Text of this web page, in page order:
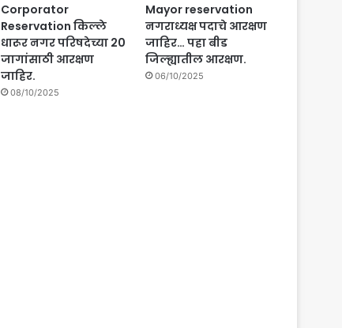
Corporator
Reservation किल्ले
धारूर नगर परिषदेच्या 20
जागांसाठी आरक्षण
जाहिर.
08/10/2025
Mayor reservation
नगराध्यक्ष पदाचे आरक्षण
जाहिर… पहा बीड
जिल्ह्यातील आरक्षण.
06/10/2025